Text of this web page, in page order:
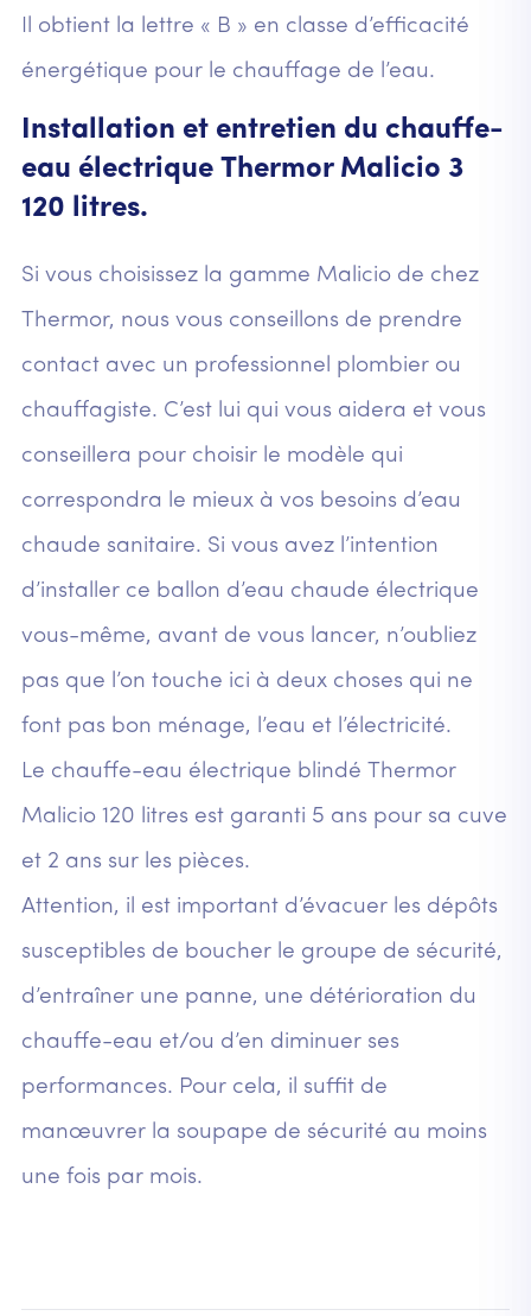
Il obtient la lettre « B » en classe d’efficacité
énergétique pour le chauffage de l’eau.
Installation et entretien du chauffe-
eau électrique Thermor Malicio 3
120 litres.
Si vous choisissez la gamme Malicio de chez
Thermor, nous vous conseillons de prendre
contact avec un professionnel plombier ou
chauffagiste. C’est lui qui vous aidera et vous
conseillera pour choisir le modèle qui
correspondra le mieux à vos besoins d’eau
chaude sanitaire. Si vous avez l’intention
d’installer ce ballon d’eau chaude électrique
vous-même, avant de vous lancer, n’oubliez
pas que l’on touche ici à deux choses qui ne
font pas bon ménage, l’eau et l’électricité.
Le chauffe-eau électrique blindé Thermor
Malicio 120 litres est garanti 5 ans pour sa cuve
et 2 ans sur les pièces.
Attention, il est important d’évacuer les dépôts
susceptibles de boucher le groupe de sécurité,
d’entraîner une panne, une détérioration du
chauffe-eau et/ou d’en diminuer ses
performances. Pour cela, il suffit de
manœuvrer la soupape de sécurité au moins
une fois par mois.